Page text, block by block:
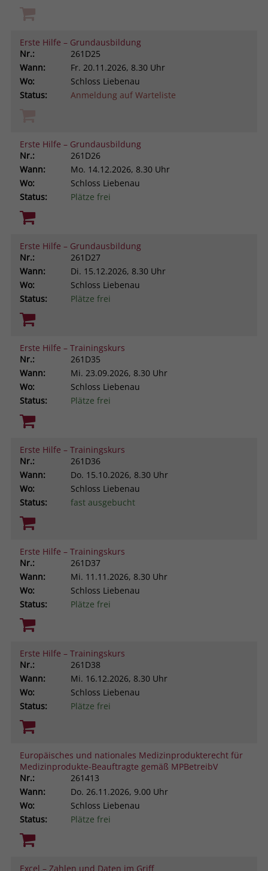
Erste Hilfe – Grundausbildung
Nr.:
261D25
Wann:
Fr. 20.11.2026, 8.30 Uhr
Wo:
Schloss Liebenau
Status:
Anmeldung auf Warteliste
Erste Hilfe – Grundausbildung
Nr.:
261D26
Wann:
Mo. 14.12.2026, 8.30 Uhr
Wo:
Schloss Liebenau
Status:
Plätze frei
Erste Hilfe – Grundausbildung
Nr.:
261D27
Wann:
Di. 15.12.2026, 8.30 Uhr
Wo:
Schloss Liebenau
Status:
Plätze frei
Erste Hilfe – Trainingskurs
Nr.:
261D35
Wann:
Mi. 23.09.2026, 8.30 Uhr
Wo:
Schloss Liebenau
Status:
Plätze frei
Erste Hilfe – Trainingskurs
Nr.:
261D36
Wann:
Do. 15.10.2026, 8.30 Uhr
Wo:
Schloss Liebenau
Status:
fast ausgebucht
Erste Hilfe – Trainingskurs
Nr.:
261D37
Wann:
Mi. 11.11.2026, 8.30 Uhr
Wo:
Schloss Liebenau
Status:
Plätze frei
Erste Hilfe – Trainingskurs
Nr.:
261D38
Wann:
Mi. 16.12.2026, 8.30 Uhr
Wo:
Schloss Liebenau
Status:
Plätze frei
Europäisches und nationales Medizinprodukterecht für
Medizinprodukte-Beauftragte gemäß MPBetreibV
Nr.:
261413
Wann:
Do. 26.11.2026, 9.00 Uhr
Wo:
Schloss Liebenau
Status:
Plätze frei
Excel – Zahlen und Daten im Griff